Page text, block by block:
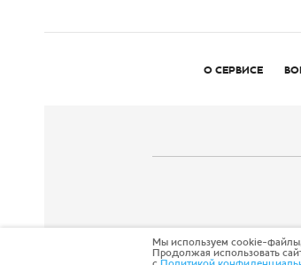
О СЕРВИСЕ
Мы используем cookie-файлы,
Продолжая использовать